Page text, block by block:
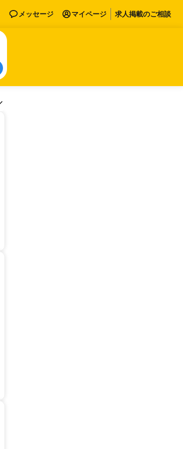
メッセージ マイページ 求人掲載のご相談